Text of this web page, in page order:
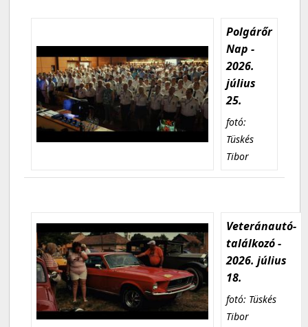
Polgárőr
Nap -
2026.
július
25.
fotó:
Tüskés
Tibor
Veteránautó-
találkozó -
2026. július
18.
fotó: Tüskés
Tibor